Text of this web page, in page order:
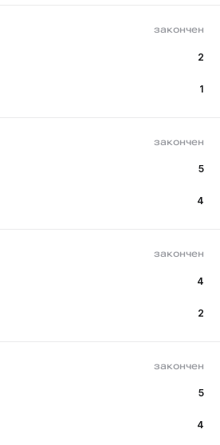
закончен
2
1
закончен
5
4
закончен
4
2
закончен
5
4